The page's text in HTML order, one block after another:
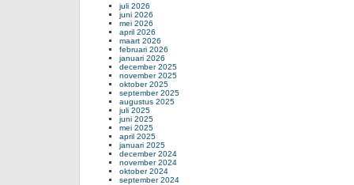
juli 2026
juni 2026
mei 2026
april 2026
maart 2026
februari 2026
januari 2026
december 2025
november 2025
oktober 2025
september 2025
augustus 2025
juli 2025
juni 2025
mei 2025
april 2025
januari 2025
december 2024
november 2024
oktober 2024
september 2024